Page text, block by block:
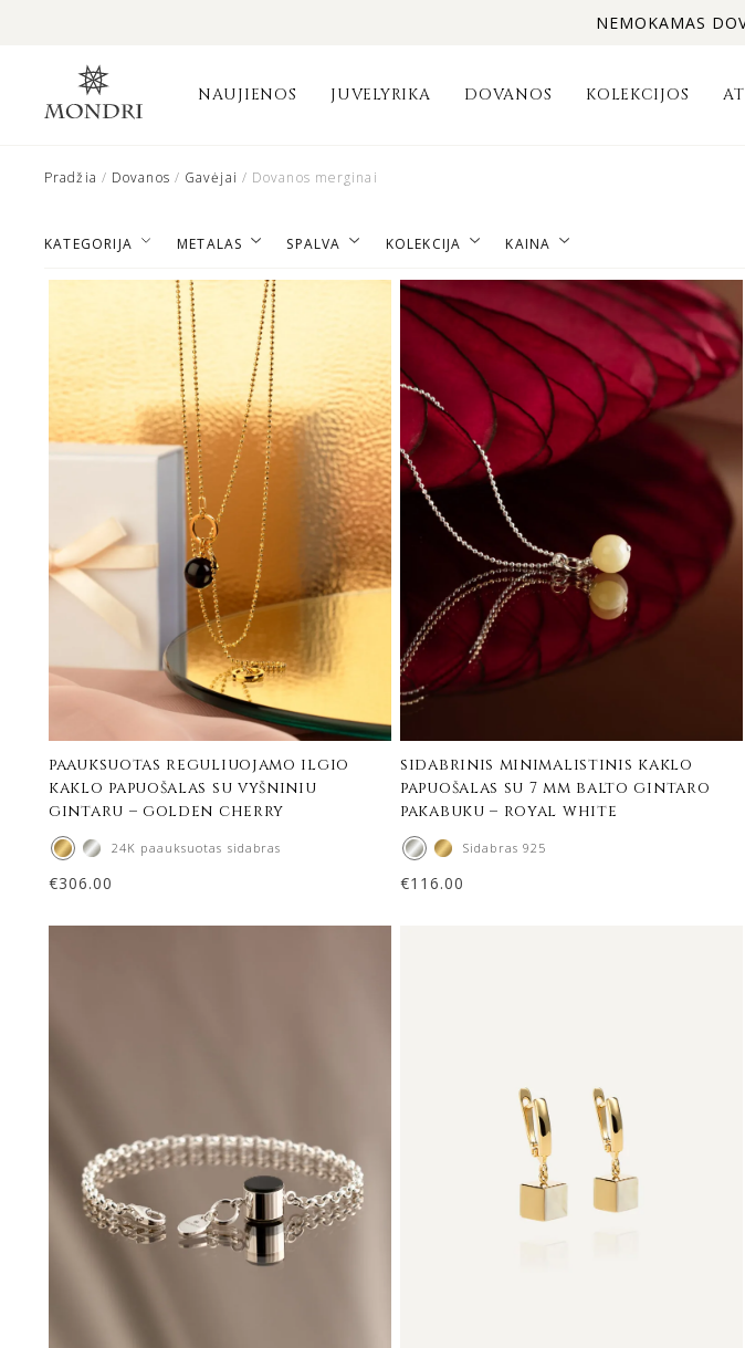
NEMOKAMAS
NAUJIENOS JUVELYRIKA DOVANOS KOLEKCIJOS
Pradžia / Dovanos / Gavėjai / Dovanos merginai
KATEGORIJA METALAS SPALVA KOLEKCIJA KAINA
paauksuotas reguliuojamo ilgio
kaklo papuošalas su vyšniniu
gintaru – golden cherry
24K paauksuotas sidabras
€306.00
sidabrinis minimalistinis kaklo
papuošalas su 7 mm balto gintaro
pakabuku – royal white
Sidabras 925
€116.00